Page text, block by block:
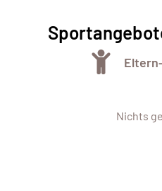
Nichts